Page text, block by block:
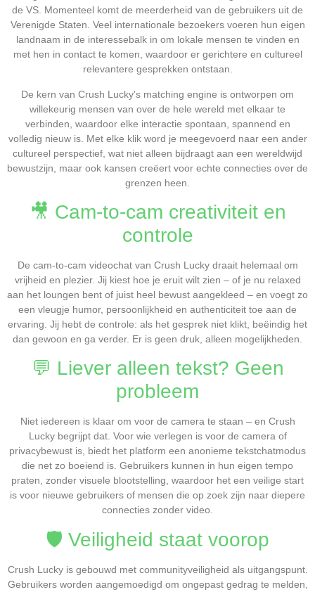
de VS. Momenteel komt de meerderheid van de gebruikers uit de
Verenigde Staten. Veel internationale bezoekers voeren hun eigen
landnaam in de interessebalk in om lokale mensen te vinden en
met hen in contact te komen, waardoor er gerichtere en cultureel
relevantere gesprekken ontstaan.
De kern van Crush Lucky's matching engine is ontworpen om
willekeurig mensen van over de hele wereld met elkaar te
verbinden, waardoor elke interactie spontaan, spannend en
volledig nieuw is. Met elke klik word je meegevoerd naar een ander
cultureel perspectief, wat niet alleen bijdraagt aan een wereldwijd
bewustzijn, maar ook kansen creëert voor echte connecties over de
grenzen heen.
🎥 Cam-to-cam creativiteit en
controle
De cam-to-cam videochat van Crush Lucky draait helemaal om
vrijheid en plezier. Jij kiest hoe je eruit wilt zien – of je nu relaxed
aan het loungen bent of juist heel bewust aangekleed – en voegt zo
een vleugje humor, persoonlijkheid en authenticiteit toe aan de
ervaring. Jij hebt de controle: als het gesprek niet klikt, beëindig het
dan gewoon en ga verder. Er is geen druk, alleen mogelijkheden.
💬 Liever alleen tekst? Geen
probleem
Niet iedereen is klaar om voor de camera te staan – en Crush
Lucky begrijpt dat. Voor wie verlegen is voor de camera of
privacybewust is, biedt het platform een anonieme tekstchatmodus
die net zo boeiend is. Gebruikers kunnen in hun eigen tempo
praten, zonder visuele blootstelling, waardoor het een veilige start
is voor nieuwe gebruikers of mensen die op zoek zijn naar diepere
connecties zonder video.
🛡️ Veiligheid staat voorop
Crush Lucky is gebouwd met communityveiligheid als uitgangspunt.
Gebruikers worden aangemoedigd om ongepast gedrag te melden,